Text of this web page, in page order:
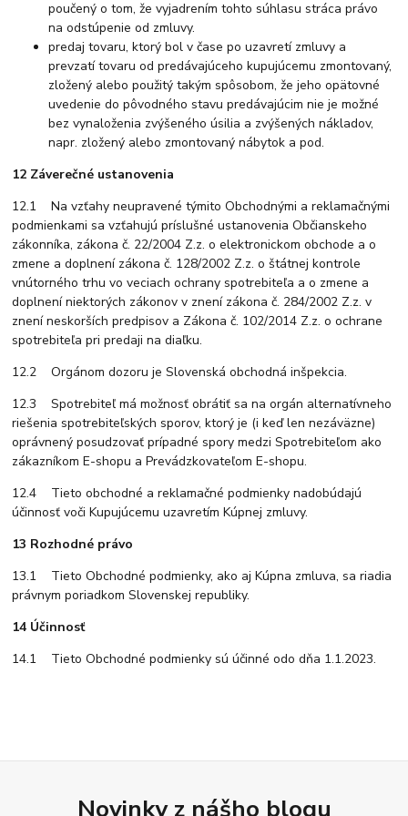
poučený o tom, že vyjadrením tohto súhlasu stráca právo
na odstúpenie od zmluvy.
predaj tovaru, ktorý bol v čase po uzavretí zmluvy a
prevzatí tovaru od predávajúceho kupujúcemu zmontovaný,
zložený alebo použitý takým spôsobom, že jeho opätovné
uvedenie do pôvodného stavu predávajúcim nie je možné
bez vynaloženia zvýšeného úsilia a zvýšených nákladov,
napr. zložený alebo zmontovaný nábytok a pod.
12 Záverečné ustanovenia
12.1 Na vzťahy neupravené týmito Obchodnými a reklamačnými
podmienkami sa vzťahujú príslušné ustanovenia Občianskeho
zákonníka, zákona č. 22/2004 Z.z. o elektronickom obchode a o
zmene a doplnení zákona č. 128/2002 Z.z. o štátnej kontrole
vnútorného trhu vo veciach ochrany spotrebiteľa a o zmene a
doplnení niektorých zákonov v znení zákona č. 284/2002 Z.z. v
znení neskorších predpisov a Zákona č. 102/2014 Z.z. o ochrane
spotrebiteľa pri predaji na diaľku.
12.2 Orgánom dozoru je Slovenská obchodná inšpekcia.
12.3 Spotrebiteľ má možnosť obrátiť sa na orgán alternatívneho
riešenia spotrebiteľských sporov, ktorý je (i keď len nezáväzne)
oprávnený posudzovať prípadné spory medzi Spotrebiteľom ako
zákazníkom E-shopu a Prevádzkovateľom E-shopu.
12.4 Tieto obchodné a reklamačné podmienky nadobúdajú
účinnosť voči Kupujúcemu uzavretím Kúpnej zmluvy.
13 Rozhodné právo
13.1 Tieto Obchodné podmienky, ako aj Kúpna zmluva, sa riadia
právnym poriadkom Slovenskej republiky.
14 Účinnosť
14.1 Tieto Obchodné podmienky sú účinné odo dňa 1.1.2023.
Novinky z nášho blogu